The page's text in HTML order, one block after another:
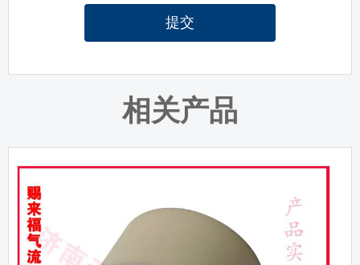
提交
相关产品